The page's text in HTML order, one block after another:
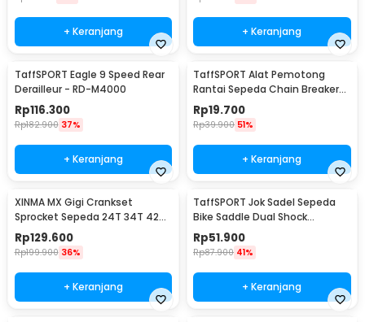
+ Keranjang + Keranjang
TaffSPORT Eagle 9 Speed Rear
Derailleur - RD-M4000
Rp116.300
Rp182.900 37%
+ Keranjang
TaffSPORT Alat Pemotong
Rantai Sepeda Chain Breaker
Cutter - TD8591
Rp19.700
Rp39.900 51%
+ Keranjang
XINMA MX Gigi Crankset
Sprocket Sepeda 24T 34T 42T
7/8/9 Speed - TL-82-L
Rp129.600
Rp199.900 36%
+ Keranjang
TaffSPORT Jok Sadel Sepeda
Bike Saddle Dual Shock
Absorber Breathable - ZF25
Rp51.900
Rp87.900 41%
+ Keranjang